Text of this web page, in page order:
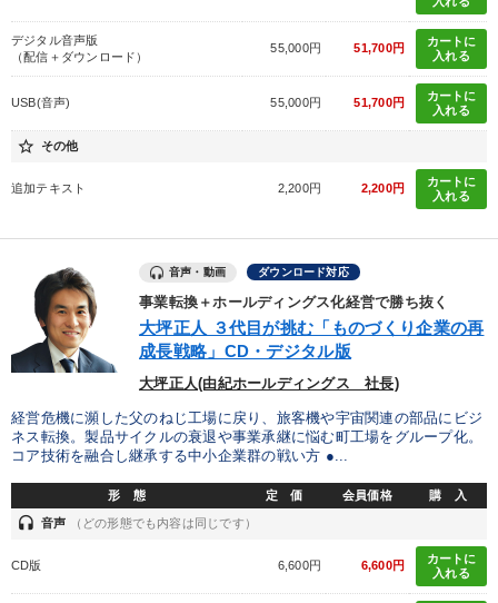
※「更新」を押すと「タグ・キーワード」を更新いただけます。
デジタル音声版
（配信＋ダウンロード）
55,000円 51,700円
カートに
入れる
USB(音声) 55,000円 51,700円
カートに
入れる
star_border その他
追加テキスト 2,200円 2,200円
カートに
入れる
音声・動画 ダウンロード対応
事業転換＋ホールディングス化経営で勝ち抜く
大坪正人 ３代目が挑む「ものづくり企業の再
成長戦略」CD・デジタル版
大坪正人(由紀ホールディングス 社長)
経営危機に瀕した父のねじ工場に戻り、旅客機や宇宙関連の部品にビジ
ネス転換。製品サイクルの衰退や事業承継に悩む町工場をグループ化。
コア技術を融合し継承する中小企業群の戦い方 ●...
形 態 定 価 会員価格 購 入
headset 音声 （どの形態でも内容は同じです）
CD版 6,600円 6,600円
カートに
入れる